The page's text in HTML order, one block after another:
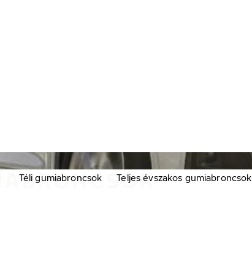
Téli gumiabroncsok Teljes évszakos gumiabroncsok